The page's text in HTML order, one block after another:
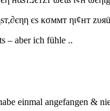
єѕ кσммт ηι¢нт
– aber ich fühle ..
einmal angefangen &